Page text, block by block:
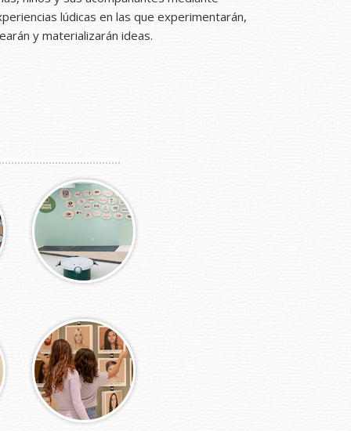
lúdicas en las que experimentarán,
y materializarán ideas.